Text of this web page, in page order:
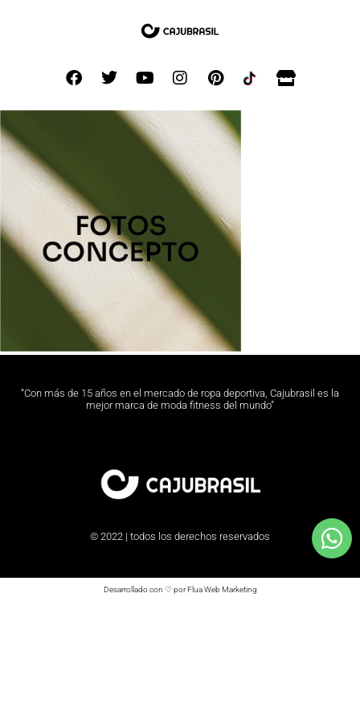
“Con más de 15 años en el mercado de ropa deportiva, Cajubrasil es la
mejor marca de moda fitness del mundo”
© 2022 | todos los derechos reservados
Desarrollado con ♡ por Flua Web Marketing